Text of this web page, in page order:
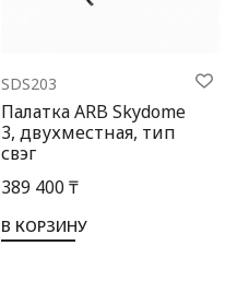
SDS203
Палатка ARB Skydome
3, двухместная, тип
свэг
389 400 ₸
В КОРЗИНУ